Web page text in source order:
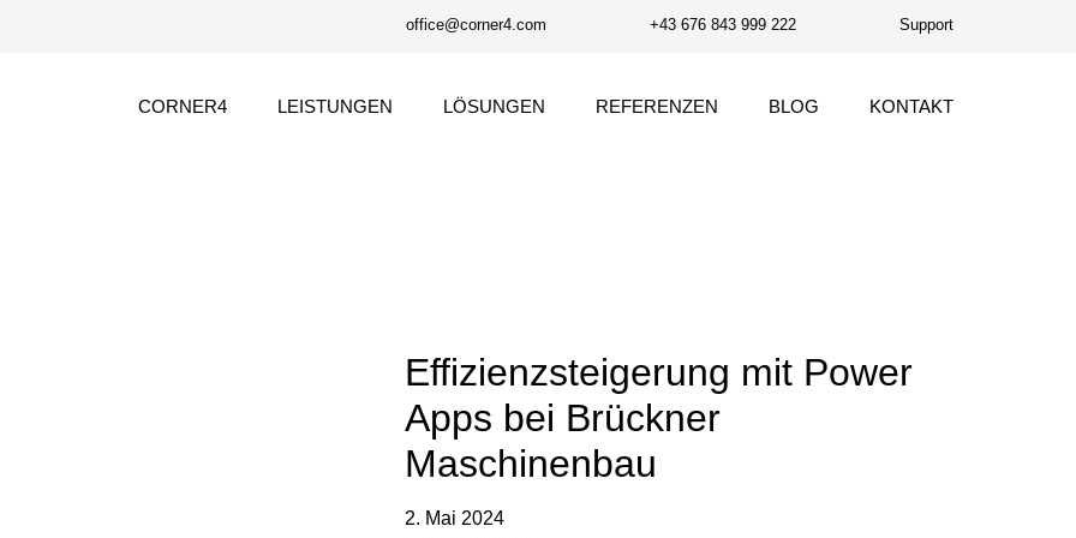
office@corner4.com +43 676 843 999 222 Support
CORNER4 LEISTUNGEN LÖSUNGEN REFERENZEN BLOG KONTAKT
Effizienzsteigerung mit Power
Apps bei Brückner
Maschinenbau
2. Mai 2024